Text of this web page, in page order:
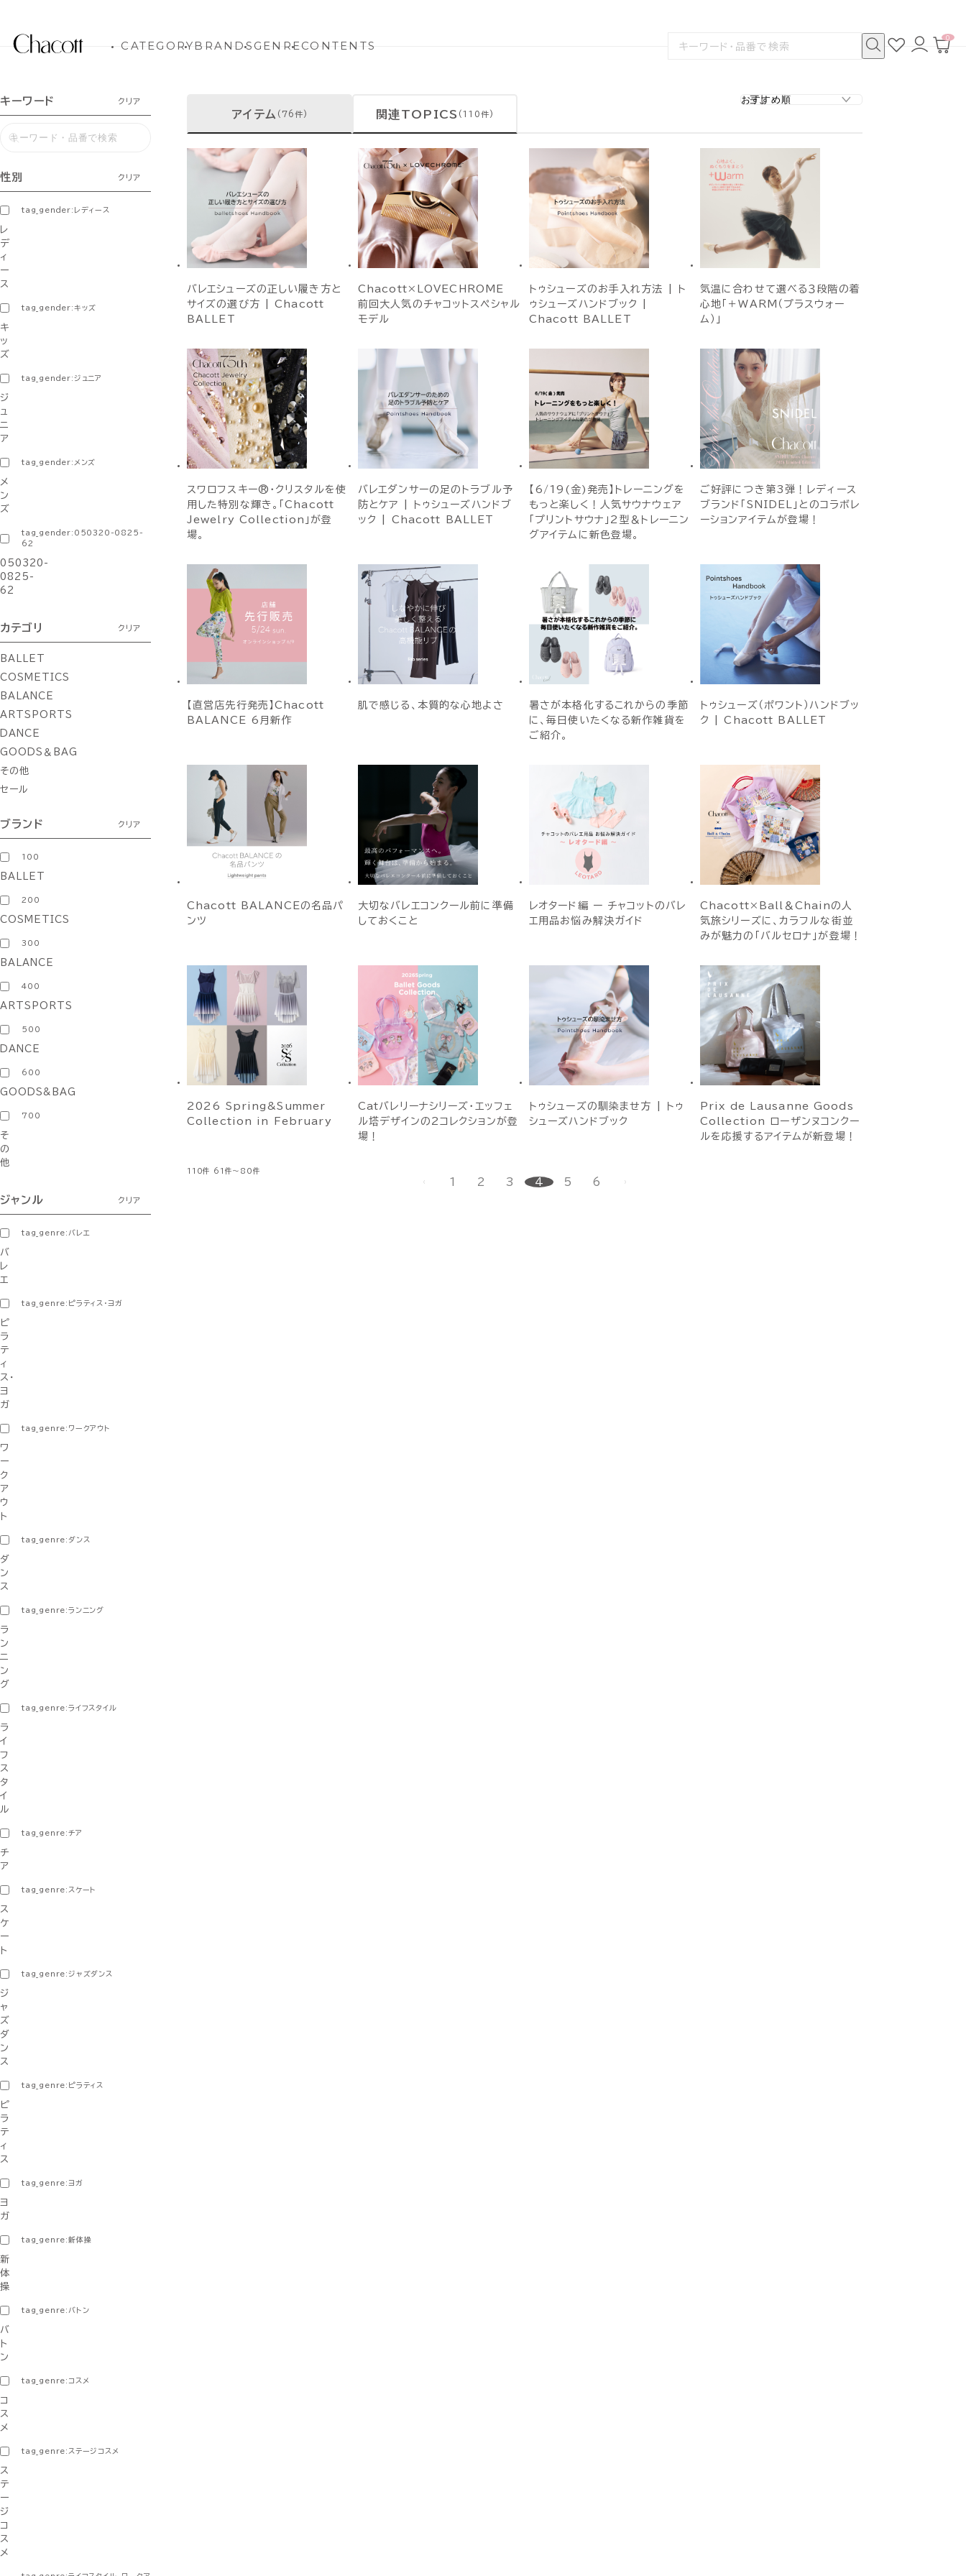
CATEGORYBRANDSGENRECONTENTS
検
お
気
ロ
グ
カ
0
キーワード クリア
性別 クリア
tag_gender:レディース
レ
デ
ィ
ー
ス
tag_gender:キッズ
キ
ッ
ズ
tag_gender:ジュニア
ジ
ュ
ニ
ア
tag_gender:メンズ
メ
ン
ズ
tag_gender:050320-0825-
62
050320-
0825-
62
カテゴリ クリア
BALLET
COSMETICS
BALANCE
ARTSPORTS
DANCE
GOODS＆BAG
その他
セール
ブランド クリア
100
BALLET
200
COSMETICS
300
BALANCE
400
ARTSPORTS
500
DANCE
600
GOODS&BAG
700
そ
の
他
ジャンル クリア
tag_genre:バレエ
バ
レ
エ
tag_genre:ピラティス・ヨガ
ピ
ラ
テ
ィ
ス・
ヨ
ガ
tag_genre:ワークアウト
ワ
ー
ク
ア
ウ
ト
tag_genre:ダンス
ダ
ン
ス
tag_genre:ランニング
ラ
ン
ニ
ン
グ
tag_genre:ライフスタイル
ラ
イ
フ
ス
タ
イ
ル
tag_genre:チア
チ
ア
tag_genre:スケート
ス
ケ
ー
ト
tag_genre:ジャズダンス
ジ
ャ
ズ
ダ
ン
ス
tag_genre:ピラティス
ピ
ラ
テ
ィ
ス
tag_genre:ヨガ
ヨ
ガ
tag_genre:新体操
新
体
操
tag_genre:バトン
バ
ト
ン
tag_genre:コスメ
コ
ス
メ
tag_genre:ステージコスメ
ス
テ
ー
ジ
コ
ス
メ
アイテム (76件) 関連TOPICS (110件)
バレエシューズの正しい履き方と
サイズの選び方 | Chacott
BALLET
Chacott×LOVECHROME
前回大人気のチャコットスペシャル
モデル
トゥシューズのお手入れ方法 | ト
ゥシューズハンドブック |
Chacott BALLET
気温に合わせて選べる３段階の着
心地「＋WARM（プラスウォー
ム）」
スワロフスキー®・クリスタルを使
用した特別な輝き。「Chacott
Jewelry Collection」が登
場。
バレエダンサーの足のトラブル予
防とケア | トゥシューズハンドブ
ック | Chacott BALLET
【6/19(金)発売】トレーニングを
もっと楽しく！人気サウナウェア
「プリントサウナ」2型＆トレーニン
グアイテムに新色登場。
ご好評につき第3弾！レディース
ブランド「SNIDEL」とのコラボレ
ーションアイテムが登場！
【直営店先行発売】Chacott
BALANCE 6月新作
肌で感じる、本質的な心地よさ
暑さが本格化するこれからの季節
に、毎日使いたくなる新作雑貨を
ご紹介。
トゥシューズ（ポワント）ハンドブッ
ク | Chacott BALLET
Chacott BALANCEの名品パ
ンツ
大切なバレエコンクール前に準備
しておくこと
レオタード編 ー チャコットのバレ
エ用品お悩み解決ガイド
Chacott×Ball＆Chainの人
気旅シリーズに、カラフルな街並
みが魅力の「バルセロナ」が登場！
2026 Spring&Summer
Collection in February
Catバレリーナシリーズ・エッフェ
ル塔デザインの2コレクションが登
場！
トゥシューズの馴染ませ方 | トゥ
シューズハンドブック
Prix de Lausanne Goods
Collection ローザンヌコンクー
ルを応援するアイテムが新登場！
110件 61件～80件
1 2 3 4 5 6